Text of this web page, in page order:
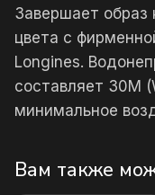
Завершает
цвета с
Longines.
составляет 30М
минимальное
Вам также